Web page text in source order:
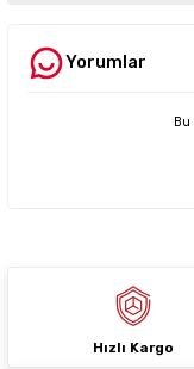
Ürün resmi kalitesiz,
Ürün fiyatı diğer
Yorumlar
Bu
Hızlı Kargo